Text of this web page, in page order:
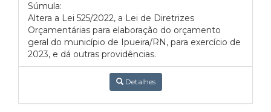
Súmula:
Altera a Lei 525/2022, a Lei de Diretrizes
Orçamentárias para elaboração do orçamento
geral do município de Ipueira/RN, para exercício de
2023, e dá outras providências.
Detalhes